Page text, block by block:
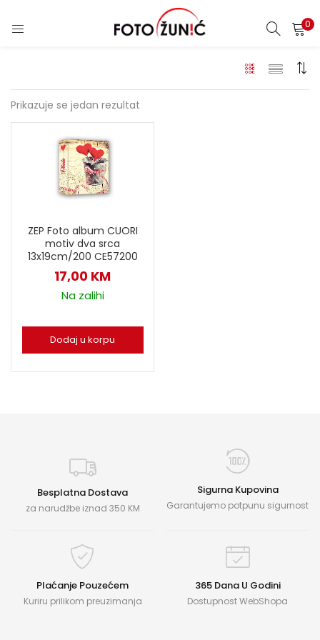
0
Prikazuje se jedan rezultat
ZEP Foto album CUORI
motiv dva srca
13x19cm/200 CE57200
17,00 KM
Na zalihi
Dodaj u korpu
Besplatna Dostava
za narudžbe iznad 350 KM
Sigurna Kupovina
Garantujemo potpunu sigurnost
Plaćanje Pouzećem
Kuriru prilikom preuzimanja
365 Dana U Godini
Dostupnost WebShopa